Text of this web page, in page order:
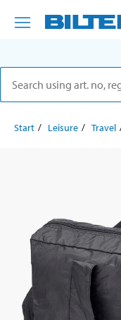
Start Leisure Travel